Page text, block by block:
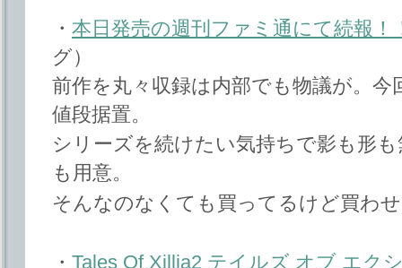
・ 本日発売の週刊ファミ通にて続報！
グ）
前作を丸々収録は内部でも物議が。
値段据置。
シリーズを続けたい気持ちで影も形
も用意。
そんなのなくても買ってるけど買わ
・ Tales Of Xillia2 テイルズ オブ エク